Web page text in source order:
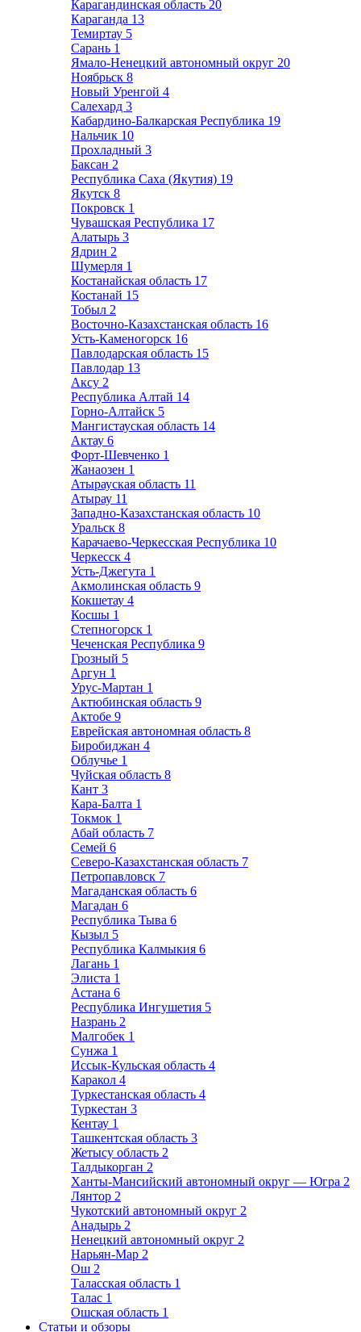
Карагандинская область 20
Караганда 13
Темиртау 5
Сарань 1
Ямало-Ненецкий автономный округ 20
Ноябрьск 8
Новый Уренгой 4
Салехард 3
Кабардино-Балкарская Республика 19
Нальчик 10
Прохладный 3
Баксан 2
Республика Саха (Якутия) 19
Якутск 8
Покровск 1
Чувашская Республика 17
Алатырь 3
Ядрин 2
Шумерля 1
Костанайская область 17
Костанай 15
Тобыл 2
Восточно-Казахстанская область 16
Усть-Каменогорск 16
Павлодарская область 15
Павлодар 13
Аксу 2
Республика Алтай 14
Горно-Алтайск 5
Мангистауская область 14
Актау 6
Форт-Шевченко 1
Жанаозен 1
Атырауская область 11
Атырау 11
Западно-Казахстанская область 10
Уральск 8
Карачаево-Черкесская Республика 10
Черкесск 4
Усть-Джегута 1
Акмолинская область 9
Кокшетау 4
Косшы 1
Степногорск 1
Чеченская Республика 9
Грозный 5
Аргун 1
Урус-Мартан 1
Актюбинская область 9
Актобе 9
Еврейская автономная область 8
Биробиджан 4
Облучье 1
Чуйская область 8
Кант 3
Кара-Балта 1
Токмок 1
Абай область 7
Семей 6
Северо-Казахстанская область 7
Петропавловск 7
Магаданская область 6
Магадан 6
Республика Тыва 6
Кызыл 5
Республика Калмыкия 6
Лагань 1
Элиста 1
Астана 6
Республика Ингушетия 5
Назрань 2
Малгобек 1
Сунжа 1
Иссык-Кульская область 4
Каракол 4
Туркестанская область 4
Туркестан 3
Кентау 1
Ташкентская область 3
Жетысу область 2
Талдыкорган 2
Ханты-Мансийский автономный округ — Югра 2
Лянтор 2
Чукотский автономный округ 2
Анадырь 2
Ненецкий автономный округ 2
Нарьян-Мар 2
Ош 2
Таласская область 1
Талас 1
Ошская область 1
Статьи и обзоры